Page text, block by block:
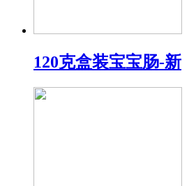
120克盒装宝宝肠-新